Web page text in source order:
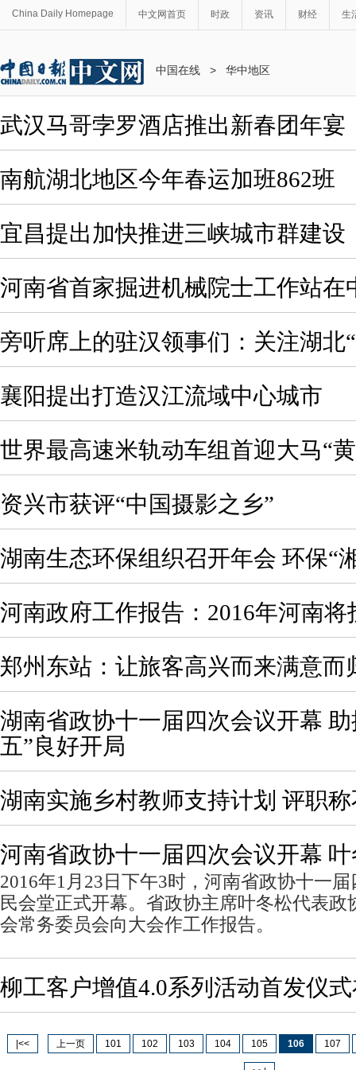
China Daily Homepage 中文网首页 时政 资讯 财经 生
中国在线 > 华中地区
武汉马哥孛罗酒店推出新春团年宴
南航湖北地区今年春运加班862班
宜昌提出加快推进三峡城市群建设
河南省首家掘进机械院士工作站在
旁听席上的驻汉领事们：关注湖北
襄阳提出打造汉江流域中心城市
世界最高速米轨动车组首迎大马“
资兴市获评“中国摄影之乡”
湖南生态环保组织召开年会 环保“
河南政府工作报告：2016年河南将
郑州东站：让旅客高兴而来满意而
湖南省政协十一届四次会议开幕
五”良好开局
湖南实施乡村教师支持计划 评职
河南省政协十一届四次会议开幕
2016年1月23日下午3时，河南省政协十一
民会堂正式开幕。省政协主席叶冬松代表政
会常务委员会向大会作工作报告。
柳工客户增值4.0系列活动首发仪
|<< 上一页 101 102 103 104 105 106 107